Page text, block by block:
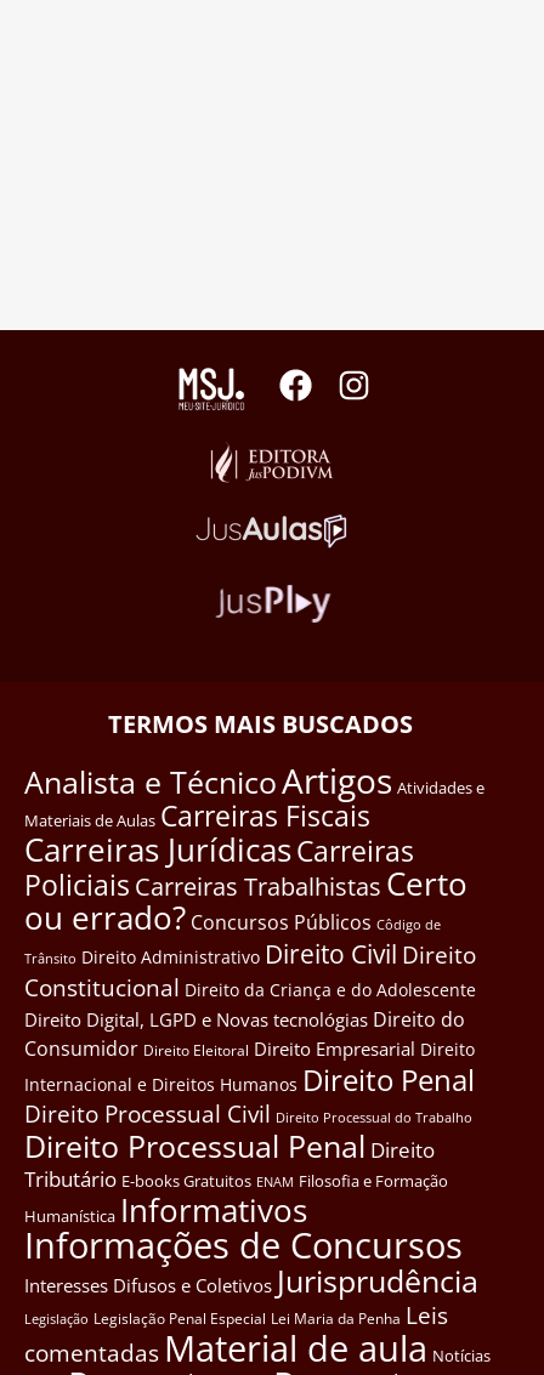
TERMOS MAIS BUSCADOS
Analista e TécnicoArtigos Atividades e
Materiais de Aulas Carreiras Fiscais
Carreiras JurídicasCarreiras
Policiais Carreiras Trabalhistas Certo
ou errado? Concursos Públicos Côdigo de
Trânsito Direito Administrativo Direito Civil Direito
Constitucional Direito da Criança e do Adolescente
Direito Digital, LGPD e Novas tecnológias Direito do
Consumidor Direito Eleitoral Direito Empresarial Direito
Internacional e Direitos Humanos Direito Penal
Direito Processual Civil Direito Processual do Trabalho
Direito Processual Penal Direito
Tributário E-books Gratuitos ENAM Filosofia e Formação
Humanística Informativos
Informações de Concursos
Interesses Difusos e Coletivos Jurisprudência
Legislação Legislação Penal Especial Lei Maria da Penha Leis
comentadas Material de aula Notícias